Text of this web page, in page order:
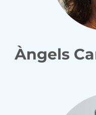
Àngels